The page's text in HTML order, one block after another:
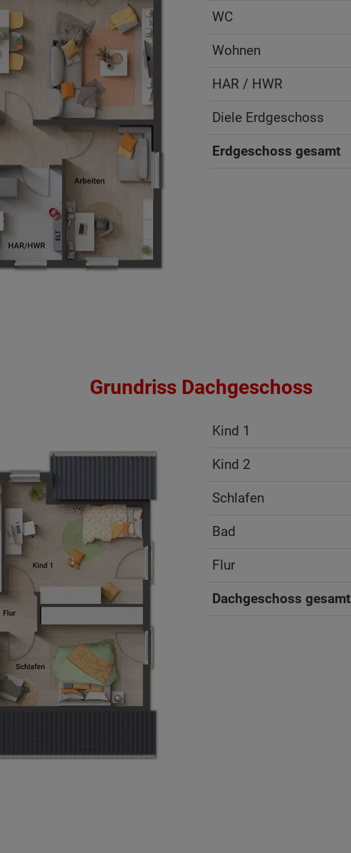
WC
Wohnen
HAR / HWR
Diele Erdgeschoss
Erdgeschoss gesamt
Grundriss Dachgeschoss
Kind 1
Kind 2
Schlafen
Bad
Flur
Dachgeschoss gesamt